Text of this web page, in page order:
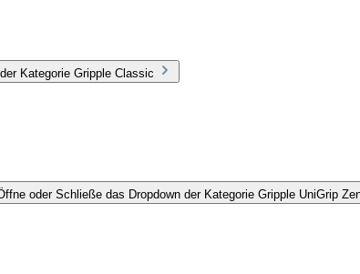
Kategorie Gripple Classic
oder Schließe das Dropdown der Kategorie Gripple UniGrip